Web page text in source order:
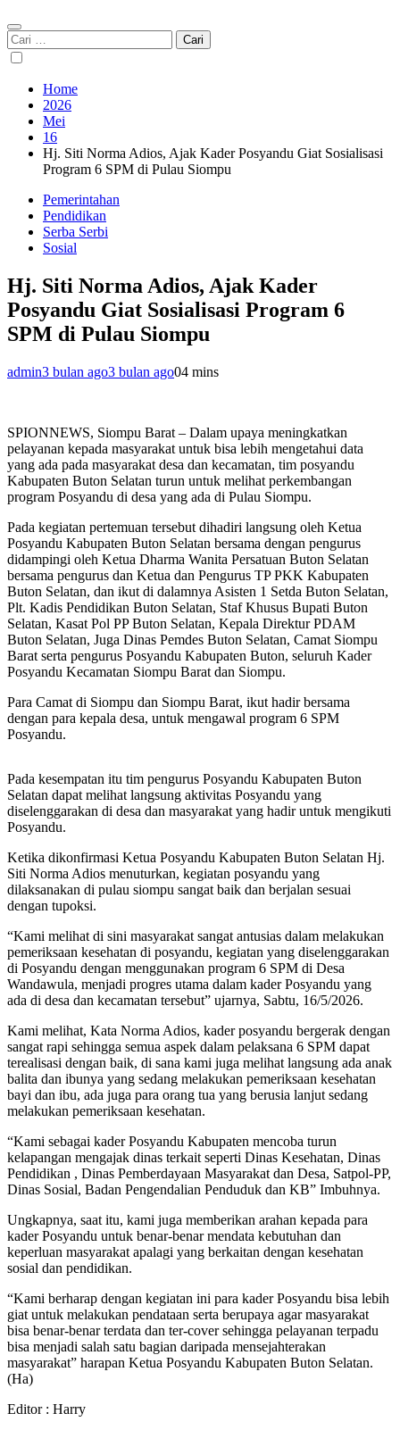
Cari
untuk:
Home
2026
Mei
16
Hj. Siti Norma Adios, Ajak Kader Posyandu Giat Sosialisasi
Program 6 SPM di Pulau Siompu
Pemerintahan
Pendidikan
Serba Serbi
Sosial
Hj. Siti Norma Adios, Ajak Kader
Posyandu Giat Sosialisasi Program 6
SPM di Pulau Siompu
admin3 bulan ago3 bulan ago04 mins
SPIONNEWS, Siompu Barat – Dalam upaya meningkatkan
pelayanan kepada masyarakat untuk bisa lebih mengetahui data
yang ada pada masyarakat desa dan kecamatan, tim posyandu
Kabupaten Buton Selatan turun untuk melihat perkembangan
program Posyandu di desa yang ada di Pulau Siompu.
Pada kegiatan pertemuan tersebut dihadiri langsung oleh Ketua
Posyandu Kabupaten Buton Selatan bersama dengan pengurus
didampingi oleh Ketua Dharma Wanita Persatuan Buton Selatan
bersama pengurus dan Ketua dan Pengurus TP PKK Kabupaten
Buton Selatan, dan ikut di dalamnya Asisten 1 Setda Buton Selatan,
Plt. Kadis Pendidikan Buton Selatan, Staf Khusus Bupati Buton
Selatan, Kasat Pol PP Buton Selatan, Kepala Direktur PDAM
Buton Selatan, Juga Dinas Pemdes Buton Selatan, Camat Siompu
Barat serta pengurus Posyandu Kabupaten Buton, seluruh Kader
Posyandu Kecamatan Siompu Barat dan Siompu.
Para Camat di Siompu dan Siompu Barat, ikut hadir bersama
dengan para kepala desa, untuk mengawal program 6 SPM
Posyandu.
Pada kesempatan itu tim pengurus Posyandu Kabupaten Buton
Selatan dapat melihat langsung aktivitas Posyandu yang
diselenggarakan di desa dan masyarakat yang hadir untuk mengikuti
Posyandu.
Ketika dikonfirmasi Ketua Posyandu Kabupaten Buton Selatan Hj.
Siti Norma Adios menuturkan, kegiatan posyandu yang
dilaksanakan di pulau siompu sangat baik dan berjalan sesuai
dengan tupoksi.
“Kami melihat di sini masyarakat sangat antusias dalam melakukan
pemeriksaan kesehatan di posyandu, kegiatan yang diselenggarakan
di Posyandu dengan menggunakan program 6 SPM di Desa
Wandawula, menjadi progres utama dalam kader Posyandu yang
ada di desa dan kecamatan tersebut” ujarnya, Sabtu, 16/5/2026.
Kami melihat, Kata Norma Adios, kader posyandu bergerak dengan
sangat rapi sehingga semua aspek dalam pelaksana 6 SPM dapat
terealisasi dengan baik, di sana kami juga melihat langsung ada anak
balita dan ibunya yang sedang melakukan pemeriksaan kesehatan
bayi dan ibu, ada juga para orang tua yang berusia lanjut sedang
melakukan pemeriksaan kesehatan.
“Kami sebagai kader Posyandu Kabupaten mencoba turun
kelapangan mengajak dinas terkait seperti Dinas Kesehatan, Dinas
Pendidikan , Dinas Pemberdayaan Masyarakat dan Desa, Satpol-PP,
Dinas Sosial, Badan Pengendalian Penduduk dan KB” Imbuhnya.
Ungkapnya, saat itu, kami juga memberikan arahan kepada para
kader Posyandu untuk benar-benar mendata kebutuhan dan
keperluan masyarakat apalagi yang berkaitan dengan kesehatan
sosial dan pendidikan.
“Kami berharap dengan kegiatan ini para kader Posyandu bisa lebih
giat untuk melakukan pendataan serta berupaya agar masyarakat
bisa benar-benar terdata dan ter-cover sehingga pelayanan terpadu
bisa menjadi salah satu bagian daripada mensejahterakan
masyarakat” harapan Ketua Posyandu Kabupaten Buton Selatan.
(Ha)
Editor : Harry